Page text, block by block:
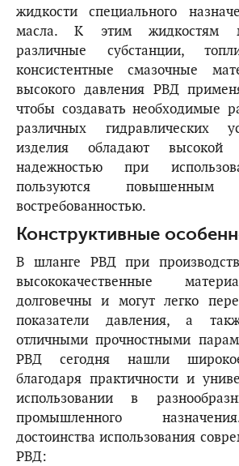
жидкости специального
масла. К этим жидкостям
различные субстанции,
консистентные смазочные
высокого давления РВД
чтобы создавать необходимые
различных гидравлических
изделия обладают высокой
надежностью при
пользуются
востребованностью.
Конструктивные
В шланге РВД при
высококачественные
долговечны и могут легко
показатели давления, а
отличными прочностными
РВД сегодня нашли
благодаря практичности и
использовании в
промышленного
достоинства использования
РВД: